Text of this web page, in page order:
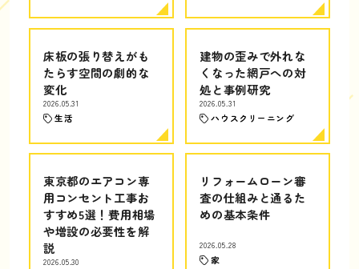
床板の張り替えがも
たらす空間の劇的な
変化
2026.05.31
生活
建物の歪みで外れな
くなった網戸への対
処と事例研究
2026.05.31
ハウスクリーニング
東京都のエアコン専
用コンセント工事お
すすめ5選！費用相場
や増設の必要性を解
説
2026.05.30
リフォームローン審
査の仕組みと通るた
めの基本条件
2026.05.28
家